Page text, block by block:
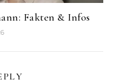
Fakten & Infos